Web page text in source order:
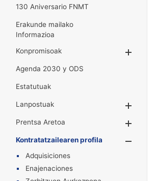
130 Aniversario FNMT
Erakunde mailako
Informazioa
Konpromisoak
Agenda 2030 y ODS
Estatutuak
Lanpostuak
Prentsa Aretoa
Kontratatzailearen profila
Adquisiciones
Enajenaciones